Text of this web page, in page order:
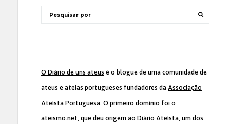
O Diário de uns ateus é o blogue de uma comunidade de
ateus e ateias portugueses fundadores da Associação
Ateísta Portuguesa. O primeiro domínio foi o
ateismo.net, que deu origem ao Diário Ateísta, um dos